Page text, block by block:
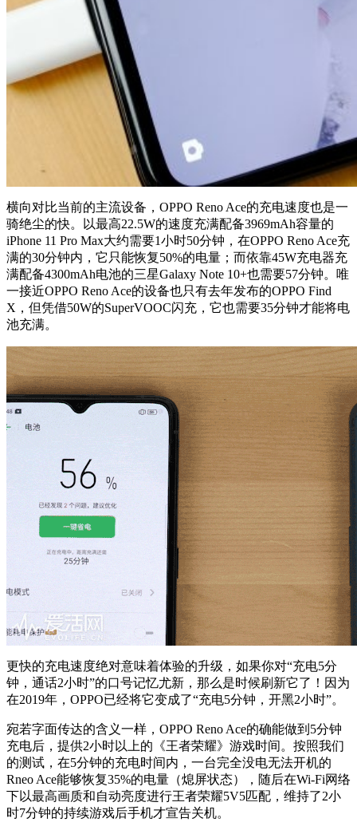
横向对比当前的主流设备，OPPO Reno Ace的充电速度也是一
骑绝尘的快。以最高22.5W的速度充满配备3969mAh容量的
iPhone 11 Pro Max大约需要1小时50分钟，在OPPO Reno Ace充
满的30分钟内，它只能恢复50%的电量；而依靠45W充电器充
满配备4300mAh电池的三星Galaxy Note 10+也需要57分钟。唯
一接近OPPO Reno Ace的设备也只有去年发布的OPPO Find
X，但凭借50W的SuperVOOC闪充，它也需要35分钟才能将电
池充满。
更快的充电速度绝对意味着体验的升级，如果你对“充电5分
钟，通话2小时”的口号记忆尤新，那么是时候刷新它了！因为
在2019年，OPPO已经将它变成了“充电5分钟，开黑2小时”。
宛若字面传达的含义一样，OPPO Reno Ace的确能做到5分钟
充电后，提供2小时以上的《王者荣耀》游戏时间。按照我们
的测试，在5分钟的充电时间内，一台完全没电无法开机的
Rneo Ace能够恢复35%的电量（熄屏状态），随后在Wi-Fi网络
下以最高画质和自动亮度进行王者荣耀5V5匹配，维持了2小
时7分钟的持续游戏后手机才宣告关机。